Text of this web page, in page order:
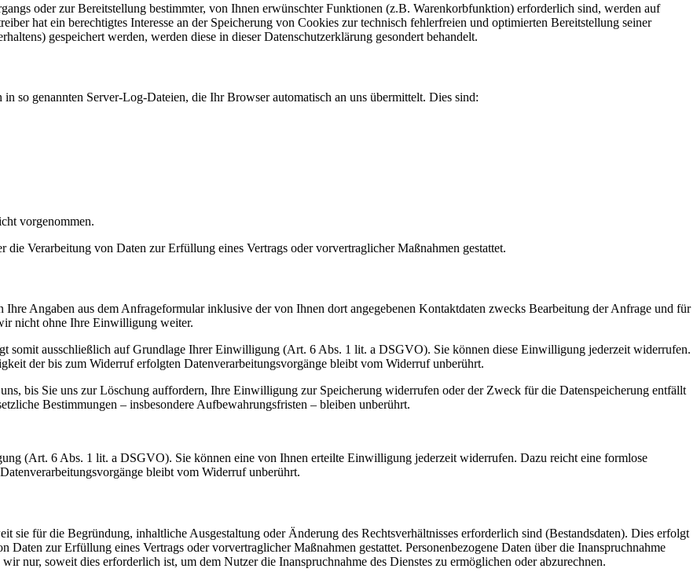
oder zur Bereitstellung bestimmter, von Ihnen erwünschter Funktionen (z.B. Warenkorbfunktion) erforderlich sind, werden auf
hat ein berechtigtes Interesse an der Speicherung von Cookies zur technisch fehlerfreien und optimierten Bereitstellung seiner
gespeichert werden, werden diese in dieser Datenschutzerklärung gesondert behandelt.
so genannten Server-Log-Dateien, die Ihr Browser automatisch an uns übermittelt. Dies sind:
vorgenommen.
Verarbeitung von Daten zur Erfüllung eines Vertrags oder vorvertraglicher Maßnahmen gestattet.
Angaben aus dem Anfrageformular inklusive der von Ihnen dort angegebenen Kontaktdaten zwecks Bearbeitung der Anfrage und für
nicht ohne Ihre Einwilligung weiter.
somit ausschließlich auf Grundlage Ihrer Einwilligung (Art. 6 Abs. 1 lit. a DSGVO). Sie können diese Einwilligung jederzeit widerrufen.
der bis zum Widerruf erfolgten Datenverarbeitungsvorgänge bleibt vom Widerruf unberührt.
bis Sie uns zur Löschung auffordern, Ihre Einwilligung zur Speicherung widerrufen oder der Zweck für die Datenspeicherung entfällt
Bestimmungen – insbesondere Aufbewahrungsfristen – bleiben unberührt.
(Art. 6 Abs. 1 lit. a DSGVO). Sie können eine von Ihnen erteilte Einwilligung jederzeit widerrufen. Dazu reicht eine formlose
bleibt vom Widerruf unberührt.
sie für die Begründung, inhaltliche Ausgestaltung oder Änderung des Rechtsverhältnisses erforderlich sind (Bestandsdaten). Dies erfolgt
zur Erfüllung eines Vertrags oder vorvertraglicher Maßnahmen gestattet. Personenbezogene Daten über die Inanspruchnahme
nur, soweit dies erforderlich ist, um dem Nutzer die Inanspruchnahme des Dienstes zu ermöglichen oder abzurechnen.